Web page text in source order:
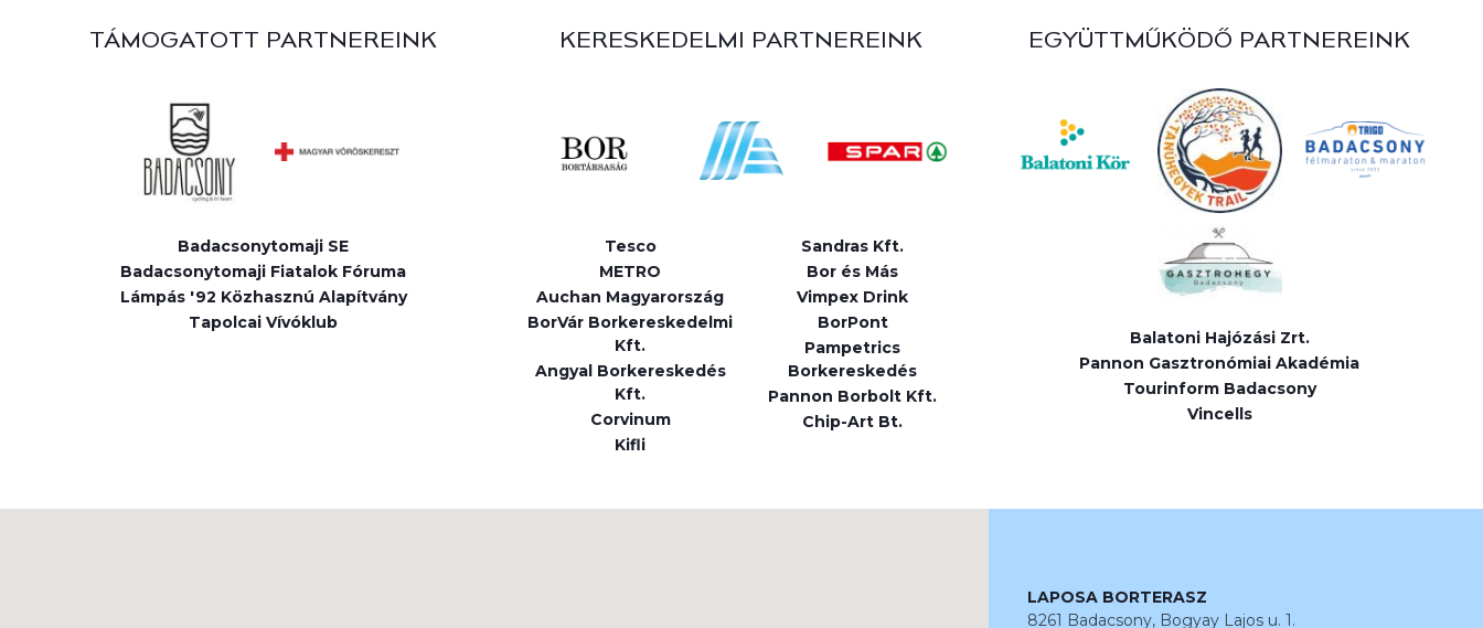
TÁMOGATOTT PARTNEREINK
Badacsonytomaji SE
Badacsonytomaji Fiatalok Fóruma
Lámpás '92 Közhasznú Alapítvány
Tapolcai Vívóklub
KERESKEDELMI PARTNEREINK
Tesco
METRO
Auchan Magyarország
BorVár Borkereskedelmi
Kft.
Angyal Borkereskedés
Kft.
Corvinum
Kifli
Sandras Kft.
Bor és Más
Vimpex Drink
BorPont
Pampetrics
Borkereskedés
Pannon Borbolt Kft.
Chip-Art Bt.
EGYÜTTMŰKÖDŐ PARTNEREINK
Balatoni Hajózási Zrt.
Pannon Gasztronómiai Akadémia
Tourinform Badacsony
Vincells
LAPOSA BORTERASZ
8261 Badacsony, Bogyay Lajos u. 1.